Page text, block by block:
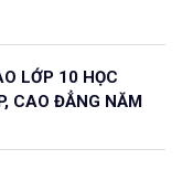
LỚP 10 HỌC
CAO ĐẲNG NĂM